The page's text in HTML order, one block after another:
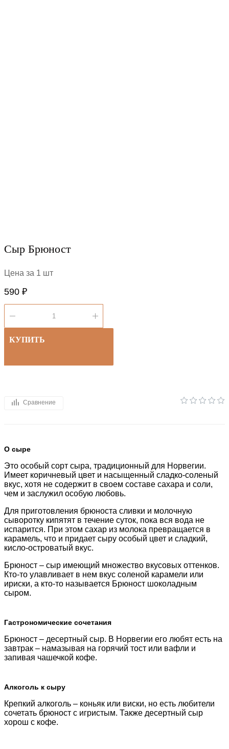
Сыр Брюност
Цена за 1 шт
590 ₽
КУПИТЬ
Сравнение
О сыре
Это особый сорт сыра, традиционный для Норвегии.
Имеет коричневый цвет и насыщенный сладко-соленый
вкус, хотя не содержит в своем составе сахара и соли,
чем и заслужил особую любовь.
Для приготовления брюноста сливки и молочную
сыворотку кипятят в течение суток, пока вся вода не
испарится. При этом сахар из молока превращается в
карамель, что и придает сыру особый цвет и сладкий,
кисло-островатый вкус.
Брюност – сыр имеющий множество вкусовых оттенков.
Кто-то улавливает в нем вкус соленой карамели или
ириски, а кто-то называется Брюност шоколадным
сыром.
Гастрономические сочетания
Брюност – десертный сыр. В Норвегии его любят есть на
завтрак – намазывая на горячий тост или вафли и
запивая чашечкой кофе.
Алкоголь к сыру
Крепкий алкоголь – коньяк или виски, но есть любители
сочетать брюност с игристым. Также десертный сыр
хорош с кофе.